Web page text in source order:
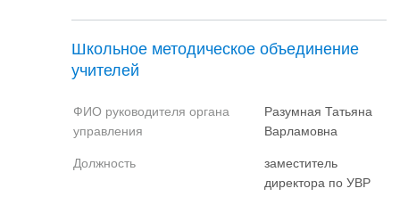
Школьное методическое объединение
учителей
ФИО руководителя органа
управления
Разумная Татьяна
Варламовна
Должность
заместитель
директора по УВР